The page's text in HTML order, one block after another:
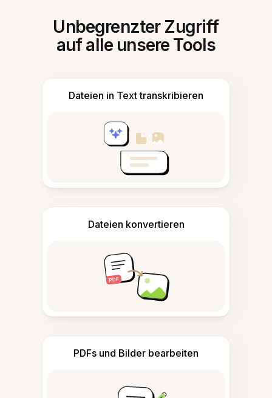
Unbegrenzter Zugriff
auf alle unsere Tools
Dateien in Text transkribieren
Dateien konvertieren
PDFs und Bilder bearbeiten